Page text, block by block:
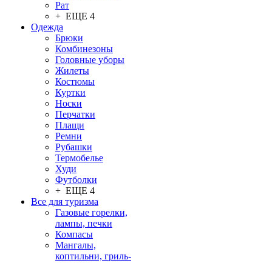
Рат
+ ЕЩЕ 4
Одежда
Брюки
Комбинезоны
Головные уборы
Жилеты
Костюмы
Куртки
Носки
Перчатки
Плащи
Ремни
Рубашки
Термобелье
Худи
Футболки
+ ЕЩЕ 4
Все для туризма
Газовые горелки,
лампы, печки
Компасы
Мангалы,
коптильни, гриль-